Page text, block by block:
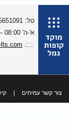
טל: 03-5651091
א'-ה' 08:00 – 16:00
lts.com
צור קשר עמיתים